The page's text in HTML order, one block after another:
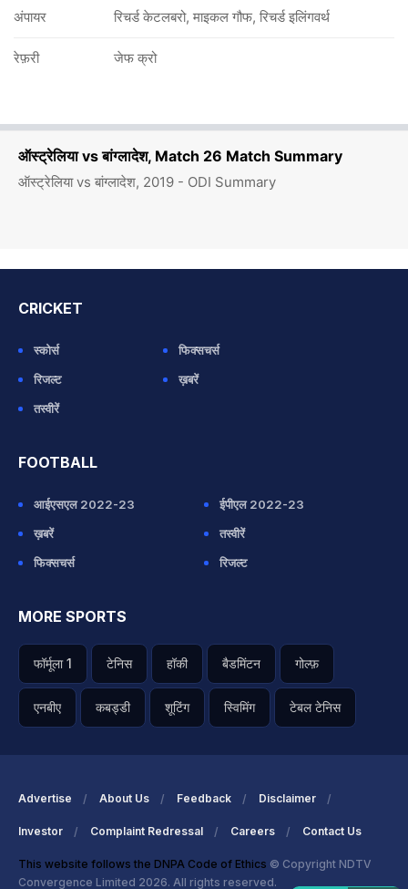
ऑस्ट्रेलिया vs बांग्लादेश, Match 26 Match Summary
ऑस्ट्रेलिया vs बांग्लादेश, 2019 - ODI Summary
अंपायर रिचर्ड केटलबरो, माइकल गौफ, रिचर्ड इलिंगवर्थ
रेफ़री जेफ क्रो
CRICKET
स्कोर्स
फिक्सचर्स
रिजल्ट
ख़बरें
तस्वीरें
FOOTBALL
आईएसएल 2022-23
ईपीएल 2022-23
ख़बरें
तस्वीरें
फिक्सचर्स
रिजल्ट
MORE SPORTS
फॉर्मूला 1 टेनिस हॉकी बैडमिंटन गोल्फ़
एनबीए कबड्डी शूटिंग स्विमिंग टेबल टेनिस
Advertise About Us Feedback Disclaimer
Investor Complaint Redressal Careers Contact Us
This website follows the DNPA Code of Ethics © Copyright NDTV
Convergence Limited 2026. All rights reserved.